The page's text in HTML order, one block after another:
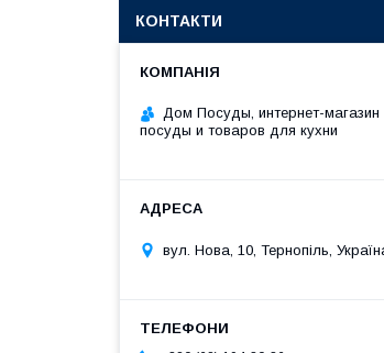
КОНТАКТИ
Дом Посуды, интернет-магазин
посуды и товаров для кухни
вул. Нова, 10, Тернопіль,